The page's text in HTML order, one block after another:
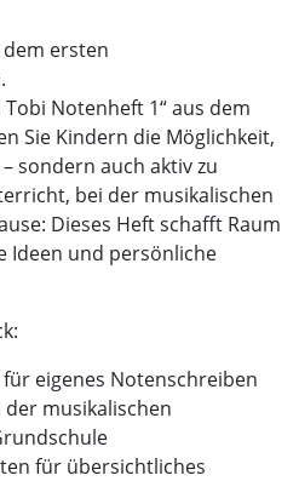
ersten
Notenheft 1“ aus dem
Sie Kindern die Möglichkeit,
sondern auch aktiv zu
bei der musikalischen
Dieses Heft schafft Raum
Ideen und persönliche
eigenes Notenschreiben
musikalischen
für übersichtliches